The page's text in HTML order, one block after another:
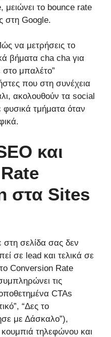
μειώνει το bounce rate
στη Google.
να μετρήσεις το
βήματα cha cha για
στο μπαλέτο”
που στη συνέχεια
ακολουθούν τα social
φυσικά τμήματα όταν
και
στα Sites
σελίδα σας δεν
σε lead και τελικά σε
Conversion Rate
τις
CTAs
“Δες το
με Δάσκαλο”),
τηλεφώνου και